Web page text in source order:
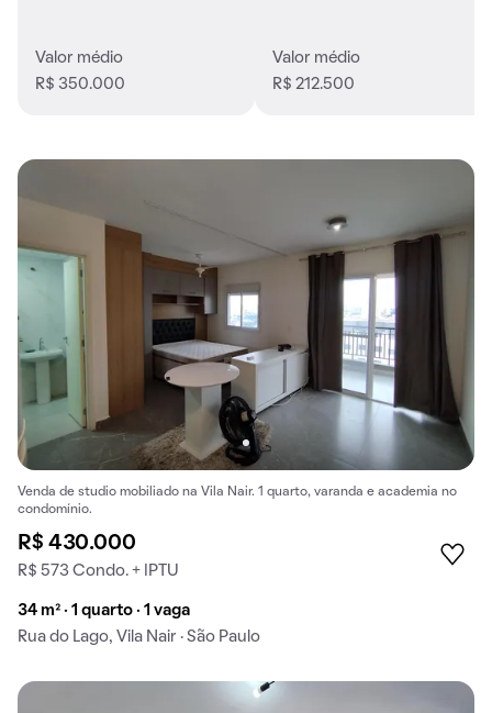
Valor médio
R$ 350.000
Valor médio
R$ 212.500
Venda de studio mobiliado na Vila Nair. 1 quarto, varanda e academia no
condomínio.
R$ 430.000
R$ 573 Condo. + IPTU
34 m² · 1 quarto · 1 vaga
Rua do Lago, Vila Nair · São Paulo